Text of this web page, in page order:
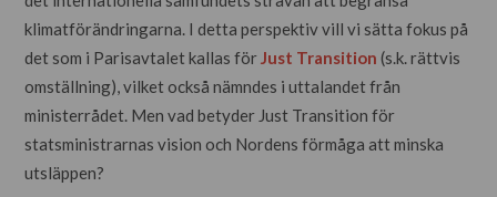
klimatförändringarna. I detta perspektiv vill vi sätta fokus på
det som i Parisavtalet kallas förJust Transition (s.k. rättvis
omställning), vilket också nämndes i uttalandet från
ministerrådet. Men vad betyder Just Transition för
statsministrarnas vision och Nordens förmåga att minska
utsläppen?